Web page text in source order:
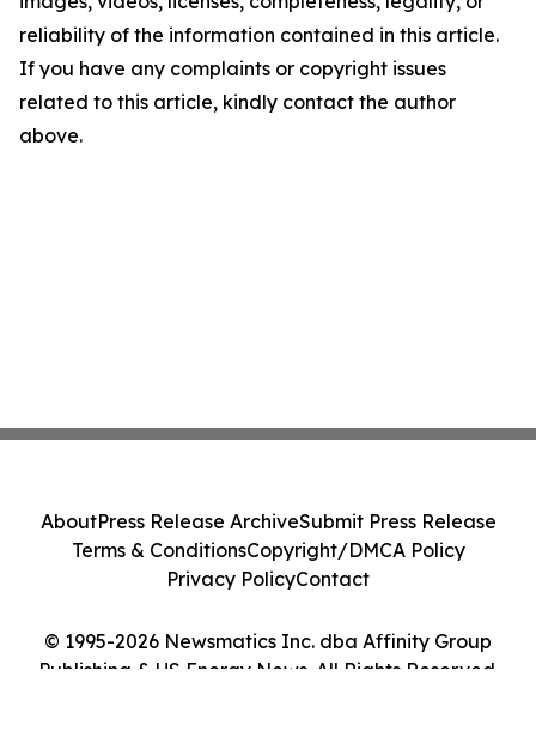
reliability of the information contained in this article.
If you have any complaints or copyright issues
related to this article, kindly contact the author
above.
© 1995-2026 Newsmatics Inc. dba Affinity Group
Publishing & US Energy News. All Rights Reserved.
AboutPress Release ArchiveSubmit Press Release
Terms & ConditionsCopyright/DMCA Policy
Privacy PolicyContact